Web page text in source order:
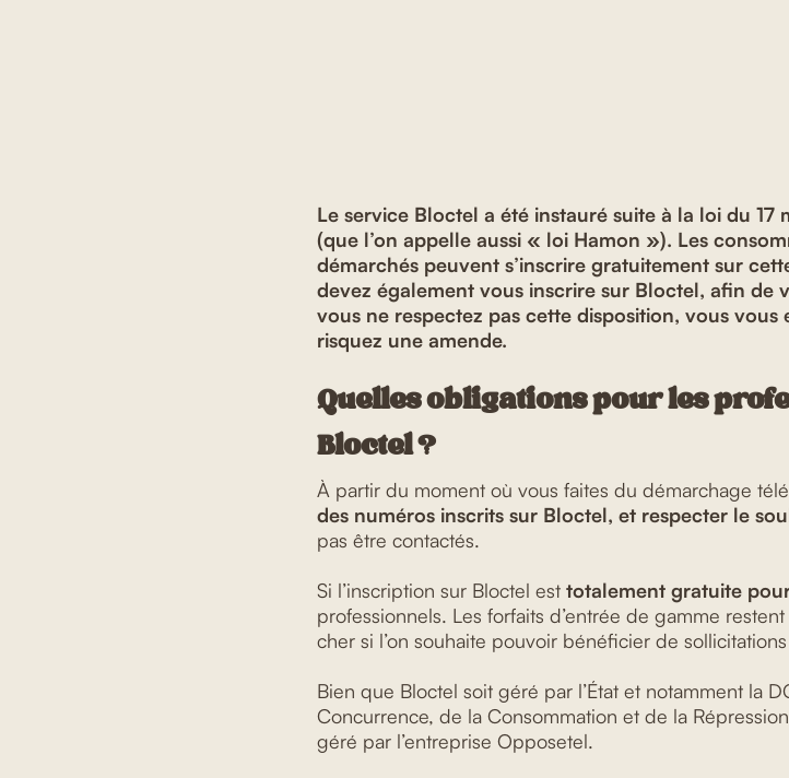
Le service Bloctel a été instauré suite à la loi du
(que l’on appelle aussi « loi Hamon »). Les
démarchés peuvent s’inscrire gratuitement sur
devez également vous inscrire sur Bloctel, afin de
vous ne respectez pas cette disposition, vous vous
risquez une amende.
Quelles obligations pour les
Bloctel ?
À partir du moment où vous faites du démarchage
des numéros inscrits sur Bloctel, et respecter le
pas être contactés.
Si l’inscription sur Bloctel est totalement gratuite
professionnels. Les forfaits d’entrée de gamme
cher si l’on souhaite pouvoir bénéficier de
Bien que Bloctel soit géré par l’État et notamment la
Concurrence, de la Consommation et de la Répression
géré par l’entreprise Opposetel.